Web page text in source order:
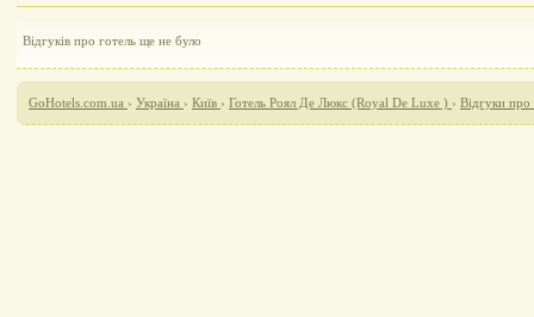
Відгуків про готель ще не було
GoHotels.com.ua › Україна › Київ › Готель Роял Де Люкс (Royal De Luxe ) › Відгуки